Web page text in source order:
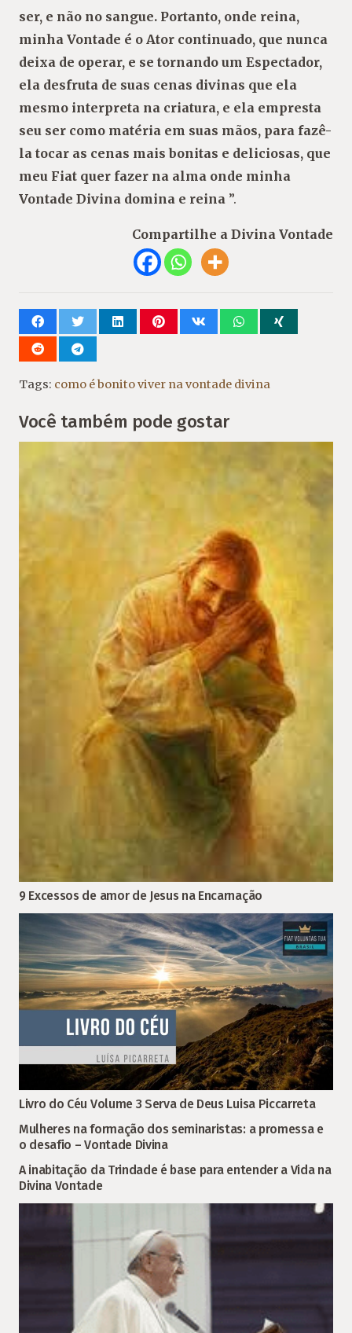
ser, e não no sangue. Portanto, onde reina,
minha Vontade é o Ator continuado, que nunca
deixa de operar, e se tornando um Espectador,
ela desfruta de suas cenas divinas que ela
mesmo interpreta na criatura, e ela empresta
seu ser como matéria em suas mãos, para fazê-
la tocar as cenas mais bonitas e deliciosas, que
meu Fiat quer fazer na alma onde minha
Vontade Divina domina e reina ”.
Compartilhe a Divina Vontade
Tags: como é bonito viver na vontade divina
Você também pode gostar
9 Excessos de amor de Jesus na Encarnação
Livro do Céu Volume 3 Serva de Deus Luisa Piccarreta
Mulheres na formação dos seminaristas: a promessa e
o desafio – Vontade Divina
A inabitação da Trindade é base para entender a Vida na
Divina Vontade